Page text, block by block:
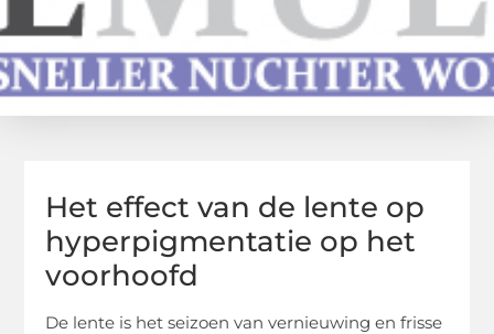
Het effect van de lente op
hyperpigmentatie op het
voorhoofd
De lente is het seizoen van vernieuwing en frisse